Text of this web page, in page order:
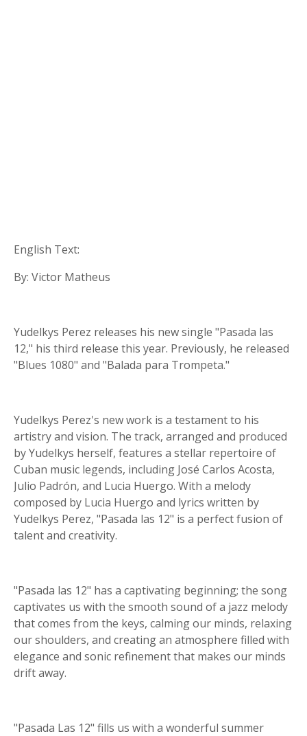
English Text:
By: Victor Matheus
Yudelkys Perez releases his new single "Pasada las
12," his third release this year. Previously, he released
"Blues 1080" and "Balada para Trompeta."
Yudelkys Perez's new work is a testament to his
artistry and vision. The track, arranged and produced
by Yudelkys herself, features a stellar repertoire of
Cuban music legends, including José Carlos Acosta,
Julio Padrón, and Lucia Huergo. With a melody
composed by Lucia Huergo and lyrics written by
Yudelkys Perez, "Pasada las 12" is a perfect fusion of
talent and creativity.
"Pasada las 12" has a captivating beginning; the song
captivates us with the smooth sound of a jazz melody
that comes from the keys, calming our minds, relaxing
our shoulders, and creating an atmosphere filled with
elegance and sonic refinement that makes our minds
drift away.
"Pasada Las 12" fills us with a wonderful summer